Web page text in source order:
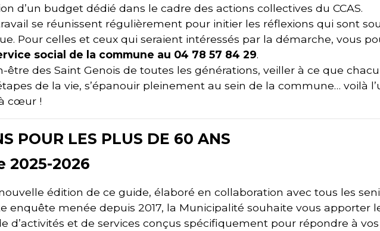
d’un budget dédié dans le cadre des actions collectives du CCAS.
se réunissent régulièrement pour initier les réflexions qui sont
Pour celles et ceux qui seraient intéressés par la démarche, vous
social de la commune au 04 78 57 84 29.
être des Saint Genois de toutes les générations, veiller à ce que
de la vie, s’épanouir pleinement au sein de la commune… voilà
cœur !
POUR LES PLUS DE 60 ANS
2025-2026
édition de ce guide, élaboré en collaboration avec tous les
enquête menée depuis 2017, la Municipalité souhaite vous apporter
d’activités et de services conçus spécifiquement pour répondre à